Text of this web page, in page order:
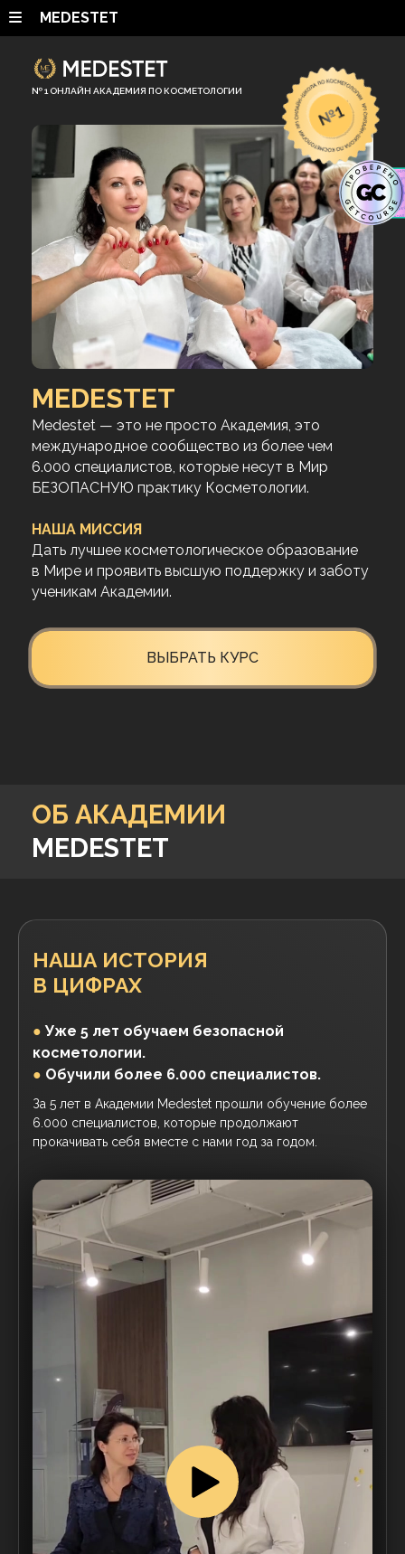
MEDESTET
Ссылка на это место страницы:
№ 1 ОНЛАЙН АКАДЕМИЯ ПО КОСМЕТОЛОГИИ
MEDESTET
Medestet — это не просто Академия, это
международное сообщество из более чем
6.000 специалистов, которые несут в Мир
БЕЗОПАСНУЮ практику Косметологии.
НАША МИССИЯ
Дать лучшее косметологическое образование
в Мире и проявить высшую поддержку и заботу
ученикам Академии.
ВЫБРАТЬ КУРС
ОБ АКАДЕМИИ
MEDESTET
НАША ИСТОРИЯ
В ЦИФРАХ
● Уже 5 лет обучаем безопасной
косметологии.
● Обучили более 6.000 специалистов.
За 5 лет в Академии Medestet прошли обучение более
6.000 специалистов, которые продолжают
прокачивать себя вместе с нами год за годом.